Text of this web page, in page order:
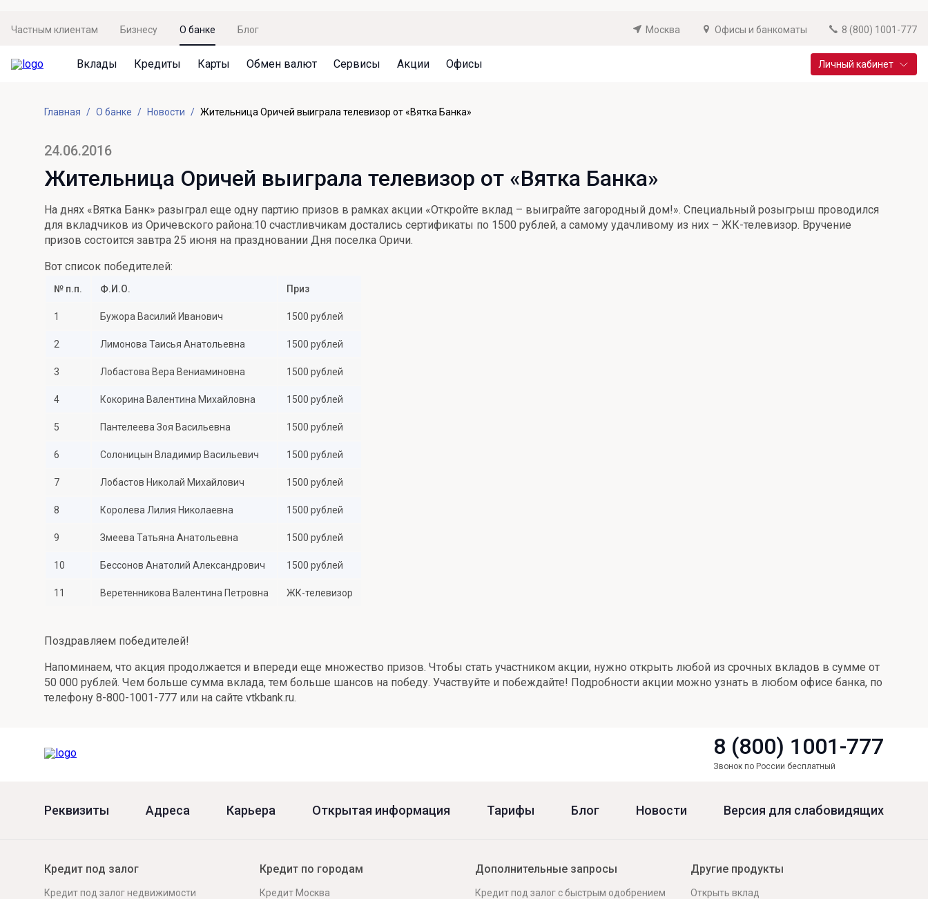
Частным клиентам Бизнесу О банке Блог Москва Офисы и банкоматы 8 (800) 1001-777
Вклады
Не упусти момент
Просто вклад
Накопительный
Отличная стратегия+
Фиксируй доход
Система страхования вкладов
Архив вкладов
Подробнее
Кредиты
Кредит под залог недвижимости
Рефинансирование
Кредит на автомобиль
Потребительский кредит
Привилегии для клиентов
Реструктуризация
Оценка недвижимости
Подбор новой недвижимости
Карты
Дебетовая карта с пакетом услуг
Премиальная карта Mir Supreme
Пенсионная карта
Все карты
Документы
Кешбэк
Обмен валют
Курсы валют
Бронирование валюты
Курсы валют ЦБ
Сервисы
Оплата кредита
Оценка недвижимости
Подбор новой недвижимости
СБПей
Mir Pay
Подтверждение согласия через Госуслуги
Акции
Акция «Приведи друга»
Акция «Ставка на бизнес»
Офисы Личный кабинет
Главная О банке Новости Жительница Оричей выиграла телевизор от «Вятка Банка»
24.06.2016
Жительница Оричей выиграла телевизор от «Вятка Банка»
На днях «Вятка Банк» разыграл еще одну партию призов в рамках акции «Откройте вклад – выиграйте загородный дом!». Специальный розыгрыш проводился
для вкладчиков из Оричевского района:10 счастливчикам достались сертификаты по 1500 рублей, а самому удачливому из них – ЖК-телевизор. Вручение
призов состоится завтра 25 июня на праздновании Дня поселка Оричи.
Вот список победителей:
№ п.п. Ф.И.О. Приз
1 Бужора Василий Иванович 1500 рублей
2 Лимонова Таисья Анатольевна 1500 рублей
3 Лобастова Вера Вениаминовна 1500 рублей
4 Кокорина Валентина Михайловна 1500 рублей
5 Пантелеева Зоя Васильевна 1500 рублей
6 Солоницын Владимир Васильевич 1500 рублей
7 Лобастов Николай Михайлович 1500 рублей
8 Королева Лилия Николаевна 1500 рублей
9 Змеева Татьяна Анатольевна 1500 рублей
10 Бессонов Анатолий Александрович 1500 рублей
11 Веретенникова Валентина Петровна ЖК-телевизор
Поздравляем победителей!
Напоминаем, что акция продолжается и впереди еще множество призов. Чтобы стать участником акции, нужно открыть любой из срочных вкладов в сумме от
50 000 рублей. Чем больше сумма вклада, тем больше шансов на победу. Участвуйте и побеждайте! Подробности акции можно узнать в любом офисе банка, по
телефону 8-800-1001-777 или на сайте vtkbank.ru.
8 (800) 1001-777
Звонок по России бесплатный
Реквизиты Адреса Карьера Открытая информация Тарифы Блог Новости Версия для слабовидящих
Кредит под залог
Кредит под залог недвижимости
Кредит по городам
Кредит Москва
Дополнительные запросы
Кредит под залог с быстрым одобрением
Другие продукты
Открыть вклад